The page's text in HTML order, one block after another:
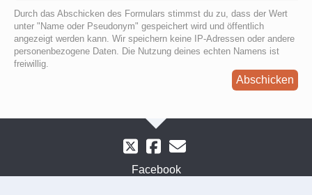
Durch das Abschicken des Formulars stimmst du zu, dass der Wert
unter "Name oder Pseudonym" gespeichert wird und öffentlich
angezeigt werden kann. Wir speichern keine IP-Adressen oder andere
personenbezogene Daten. Die Nutzung deines echten Namens ist
freiwillig.
Abschicken
Facebook